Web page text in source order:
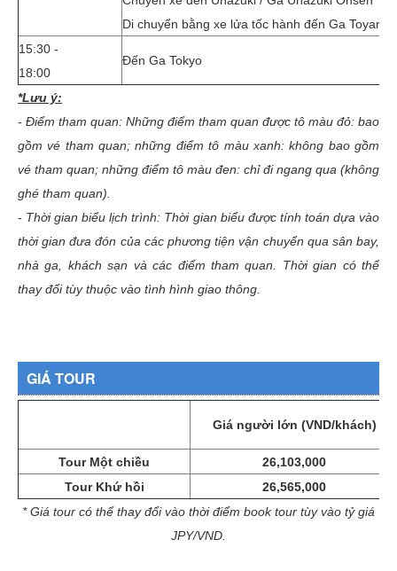
Di chuyển bằng xe lửa tốc hành đến Ga
15:30 -
18:00
Đến Ga Tokyo
*Lưu ý:
- Điểm tham quan: Những điểm tham quan được tô màu đỏ: bao
gồm vé tham quan; những điểm tô màu xanh: không bao gồm
vé tham quan; những điểm tô màu đen: chỉ đi ngang qua (không
ghé tham quan).
- Thời gian biểu lịch trình: Thời gian biểu được tính toán dựa vào
thời gian đưa đón của các phương tiện vận chuyển qua sân bay,
nhà ga, khách sạn và các điểm tham quan. Thời gian có thể
thay đổi tùy thuộc vào tình hình giao thông.
GIÁ TOUR
Giá người lớn (VND/khách)
Tour Một chiều
26,103,000
Tour Khứ hồi
26,565,000
* Giá tour có thể thay đổi vào thời điểm book tour tùy vào tỷ giá
JPY/VND.